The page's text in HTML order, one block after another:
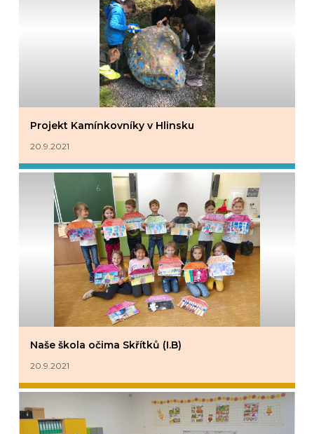
Projekt Kamínkovníky v Hlinsku
20.9.2021
Naše škola očima Skřítků (I.B)
20.9.2021